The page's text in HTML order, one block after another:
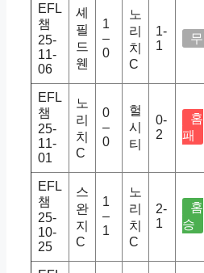
EFL
챔
25-
11-
06
셰
필
드
웬
1
–
0
노
리
치
C
1-
1
무
EFL
챔
25-
11-
01
노
리
치
C
0
–
0
헐
시
티
0-
2
홈
패
EFL
챔
25-
10-
25
스
완
지
C
1
–
1
노
리
치
C
2-
1
홈
승